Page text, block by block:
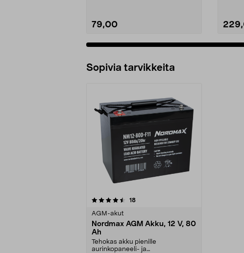
79,00
Sopivia tarvikkeita
18arvostelut
AGM-akut
Nordmax AGM Akku, 12 V, 80
Ah
Tehokas akku pienille
aurinkopaneeli- ja